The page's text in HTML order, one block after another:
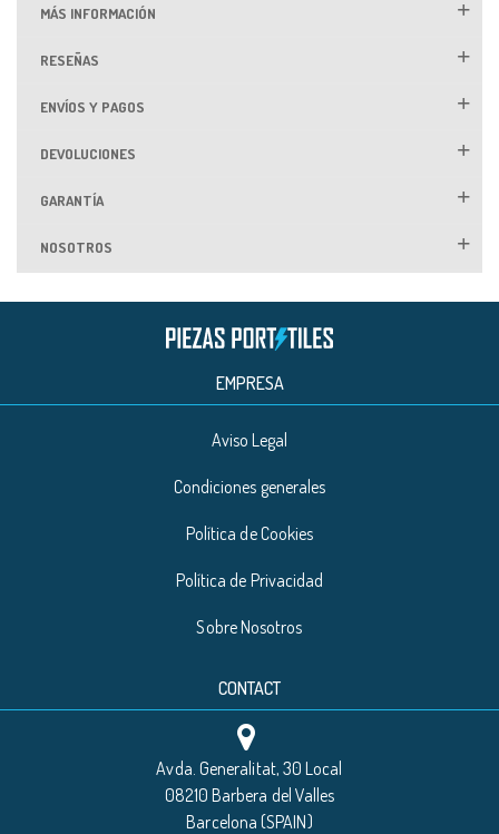
MÁS INFORMACIÓN
RESEÑAS
ENVÍOS Y PAGOS
DEVOLUCIONES
GARANTÍA
NOSOTROS
EMPRESA
Aviso Legal
Condiciones generales
Política de Cookies
Política de Privacidad
Sobre Nosotros
CONTACT
Avda. Generalitat, 30 Local
08210 Barbera del Valles
Barcelona (SPAIN)